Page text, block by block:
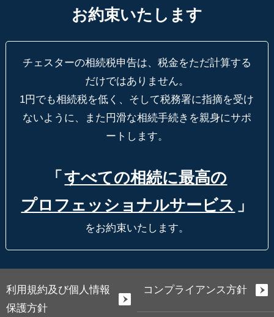
お約束いたします
チェスターの相続税申告は、税金をただ計算する
だけではありません。
1円でも相続税を低く、そして税務署に指摘を受け
ないように、
また円滑な相続手続きを親身にサポ
ートします。
「 すべての相続に最高の
プロフェッショナルサービス 」
をお約束いたします。
利用規約及び個人情報
保護方針
コンプライアンス方針